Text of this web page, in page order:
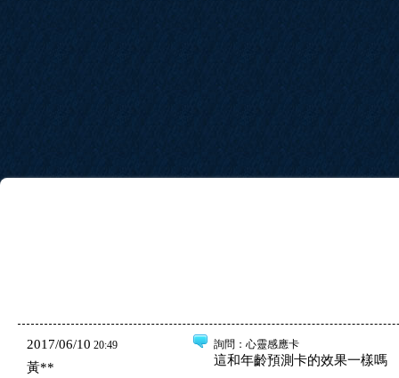
2017/06/10 20:49
黃**
詢問 ：心靈感應卡
這和年齡預測卡的效果一樣嗎